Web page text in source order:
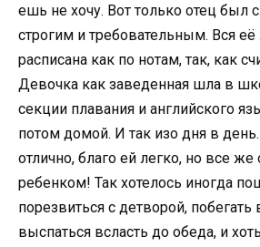
ешь не хочу. Вот только отец был
строгим и требовательным. Вся
расписана как по нотам, так, как
Девочка как заведенная шла в
секции плавания и английского
потом домой. И так изо дня в
отлично, благо ей легко, но все
ребенком! Так хотелось иногда
порезвиться с детворой,
выспаться всласть до обеда, и